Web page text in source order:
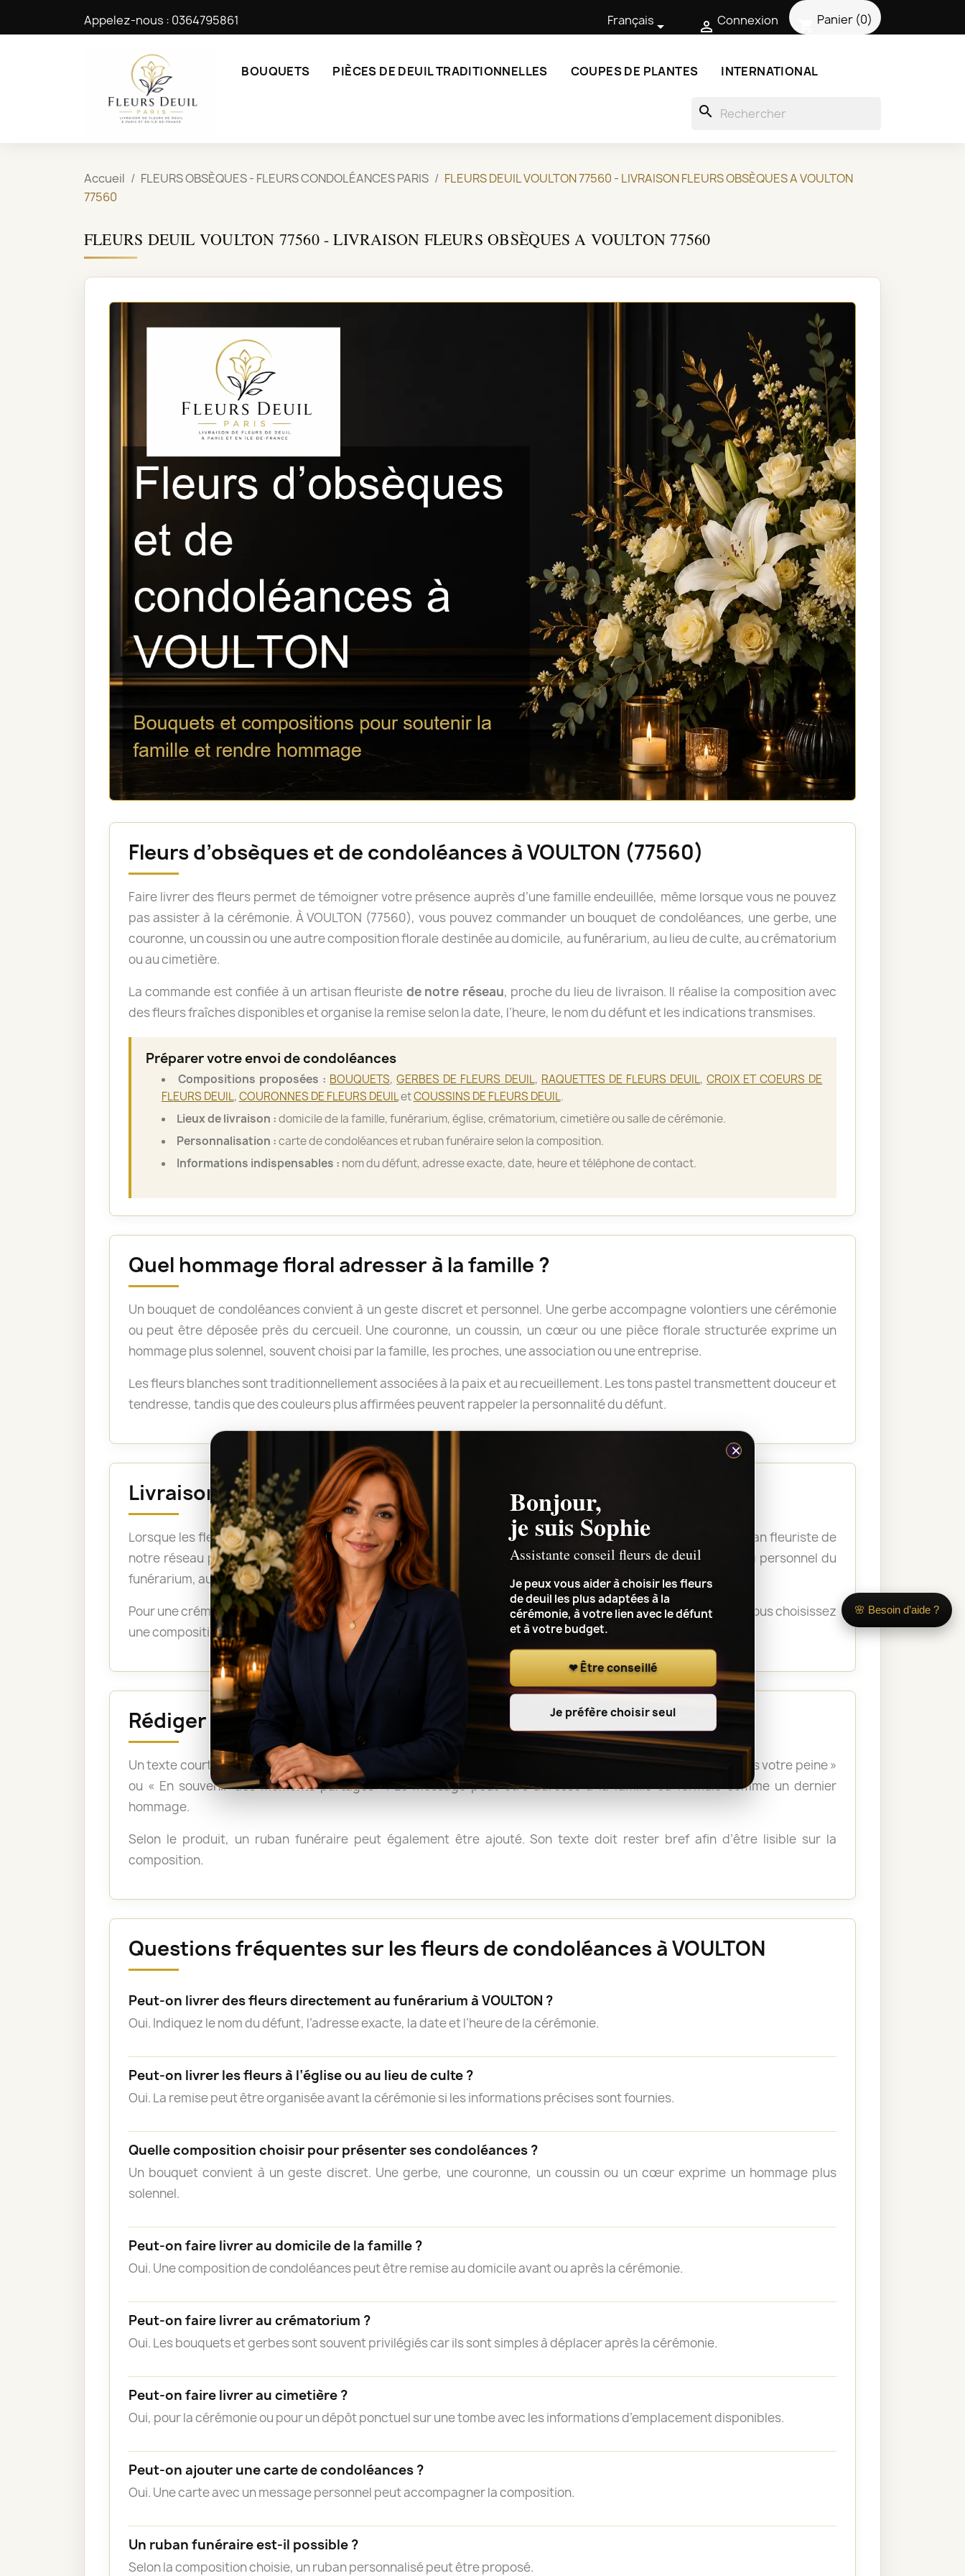
Appelez-nous : 0364795861 Français  Connexion Panier (0)
BOUQUETS PIÈCES DE DEUIL TRADITIONNELLES COUPES DE PLANTES INTERNATIONAL
search
Accueil FLEURS OBSÈQUES - FLEURS CONDOLÉANCES PARIS
FLEURS DEUIL VOULTON 77560 - LIVRAISON FLEURS OBSÈQUES A VOULTON
77560
FLEURS DEUIL VOULTON 77560 - LIVRAISON FLEURS OBSÈQUES A VOULTON 77560
Fleurs d’obsèques et de condoléances à VOULTON (77560)
Faire livrer des fleurs permet de témoigner votre présence auprès d’une famille endeuillée, même lorsque vous ne pouvez
pas assister à la cérémonie. À VOULTON (77560), vous pouvez commander un bouquet de condoléances, une gerbe, une
couronne, un coussin ou une autre composition florale destinée au domicile, au funérarium, au lieu de culte, au crématorium
ou au cimetière.
La commande est confiée à un artisan fleuriste de notre réseau, proche du lieu de livraison. Il réalise la composition avec
des fleurs fraîches disponibles et organise la remise selon la date, l’heure, le nom du défunt et les indications transmises.
Préparer votre envoi de condoléances
Compositions proposées : BOUQUETS,GERBES DE FLEURS DEUIL, RAQUETTES DE FLEURS DEUIL,CROIX ET COEURS DE
FLEURS DEUIL,COURONNES DE FLEURS DEUILetCOUSSINS DE FLEURS DEUIL.
Lieux de livraison :domicile de la famille, funérarium, église, crématorium, cimetière ou salle de cérémonie.
Personnalisation :carte de condoléances et ruban funéraire selon la composition.
Informations indispensables : nom du défunt, adresse exacte, date, heure et téléphone de contact.
Quel hommage floral adresser à la famille ?
Un bouquet de condoléances convient à un geste discret et personnel. Une gerbe accompagne volontiers une cérémonie
ou peut être déposée près du cercueil. Une couronne, un coussin, un cœur ou une pièce florale structurée exprime un
hommage plus solennel, souvent choisi par la famille, les proches, une association ou une entreprise.
Les fleurs blanches sont traditionnellement associées à la paix et au recueillement. Les tons pastel transmettent douceur et
tendresse, tandis que des couleurs plus affirmées peuvent rappeler la personnalité du défunt.
Livraison avant la cérémonie
Lorsque les fleurs doivent être présentes pour les obsèques, indiquez précisément l’horaire et le lieu. L’artisan fleuriste de
notre réseau peut ainsi organiser la livraison avant le début de la cérémonie et remettre la composition au personnel du
funérarium, aux pompes funèbres, au lieu de culte ou au point de rendez-vous indiqué.
Pour une crémation, les bouquets et les gerbes sont généralement faciles à déplacer après la cérémonie. Si vous choisissez
une composition montée sur support, il peut être utile de vérifier les consignes du crématorium.
Rédiger un message de condoléances
Un texte court et sincère suffit : « Sincères condoléances », « Avec toute notre affection », « Nous partageons votre peine »
ou « En souvenir des moments partagés ». Le message peut être adressé à la famille ou formulé comme un dernier
hommage.
Selon le produit, un ruban funéraire peut également être ajouté. Son texte doit rester bref afin d’être lisible sur la
composition.
Questions fréquentes sur les fleurs de condoléances à VOULTON
Peut-on livrer des fleurs directement au funérarium à VOULTON ?
Oui. Indiquez le nom du défunt, l’adresse exacte, la date et l’heure de la cérémonie.
Peut-on livrer les fleurs à l’église ou au lieu de culte ?
Oui. La remise peut être organisée avant la cérémonie si les informations précises sont fournies.
Quelle composition choisir pour présenter ses condoléances ?
Un bouquet convient à un geste discret. Une gerbe, une couronne, un coussin ou un cœur exprime un hommage plus
solennel.
Peut-on faire livrer au domicile de la famille ?
Oui. Une composition de condoléances peut être remise au domicile avant ou après la cérémonie.
Peut-on faire livrer au crématorium ?
Oui. Les bouquets et gerbes sont souvent privilégiés car ils sont simples à déplacer après la cérémonie.
Peut-on faire livrer au cimetière ?
Oui, pour la cérémonie ou pour un dépôt ponctuel sur une tombe avec les informations d’emplacement disponibles.
Peut-on ajouter une carte de condoléances ?
Oui. Une carte avec un message personnel peut accompagner la composition.
Un ruban funéraire est-il possible ?
Selon la composition choisie, un ruban personnalisé peut être proposé.
🌸 Besoin d’aide ?
×
Bonjour,
je suis Sophie
Assistante conseil fleurs de deuil
Je peux vous aider à choisir les fleurs
de deuil les plus adaptées à la
cérémonie, à votre lien avec le défunt
et à votre budget.
❤ Être conseillé
Je préfère choisir seul